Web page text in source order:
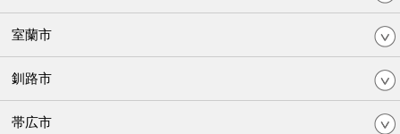
室蘭市
釧路市
帯広市